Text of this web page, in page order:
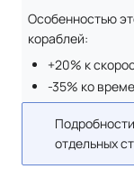
Особенностью
кораблей:
+20% к
-35% ко
отдельных